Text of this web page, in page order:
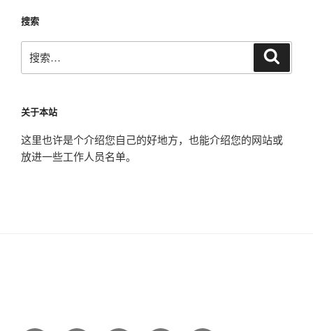
搜索
索：
关于本站
这里也许是个介绍您自己的好地方，也能介绍您的网站或
放进一些工作人员名单。